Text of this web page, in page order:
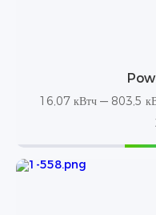
16,07 кВтч — 803,5